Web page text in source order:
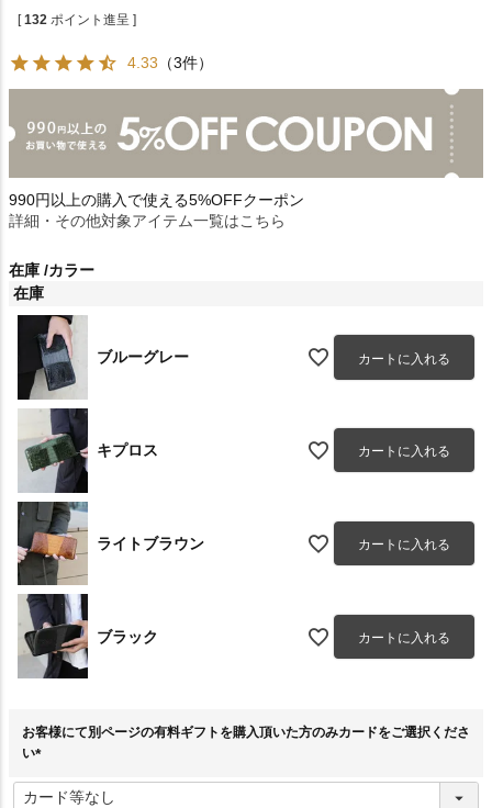
[ 132 ポイント進呈 ]
4.33 （3件）
990円以上の購入で使える5%OFFクーポン
詳細・その他対象アイテム一覧はこちら
在庫 カラー
在庫
ブルーグレー カートに入れる
キプロス カートに入れる
ライトブラウン カートに入れる
ブラック カートに入れる
お客様にて別ページの有料ギフトを購入頂いた方のみカードをご選択くださ
い
必